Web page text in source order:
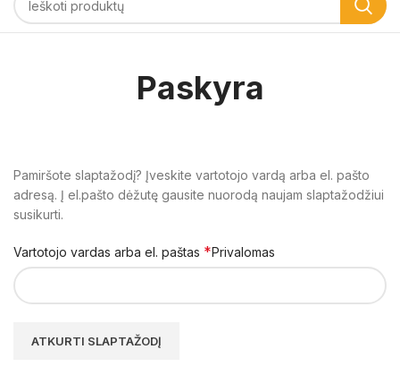
Paskyra
Pamiršote slaptažodį? Įveskite vartotojo vardą arba el. pašto
adresą. Į el.pašto dėžutę gausite nuorodą naujam slaptažodžiui
susikurti.
Vartotojo vardas arba el. paštas *Privalomas
ATKURTI SLAPTAŽODĮ